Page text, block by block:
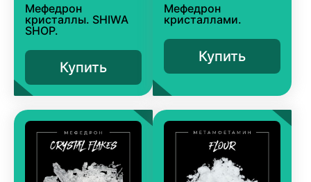
Мефедрон
кристаллы. SHIWA
SHOP.
Купить
Мефедрон
кристаллами.
Купить